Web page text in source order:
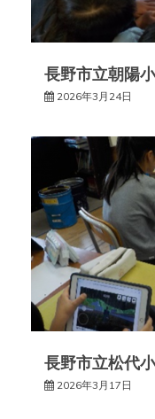
ン
長野市立朝陽
2026年3月24日
長野市立松代
2026年3月17日